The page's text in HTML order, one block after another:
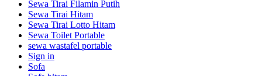
Sewa Tirai Filamin Putih
Sewa Tirai Hitam
Sewa Tirai Lotto Hitam
Sewa Toilet Portable
sewa wastafel portable
Sign in
Sofa